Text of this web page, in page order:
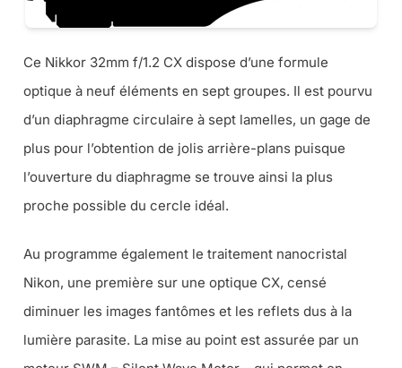
Ce Nikkor 32mm f/1.2 CX dispose d’une formule
optique à neuf éléments en sept groupes. Il est pourvu
d’un diaphragme circulaire à sept lamelles, un gage de
plus pour l’obtention de jolis arrière-plans puisque
l’ouverture du diaphragme se trouve ainsi la plus
proche possible du cercle idéal.
Au programme également le traitement nanocristal
Nikon, une première sur une optique CX, censé
diminuer les images fantômes et les reflets dus à la
lumière parasite. La mise au point est assurée par un